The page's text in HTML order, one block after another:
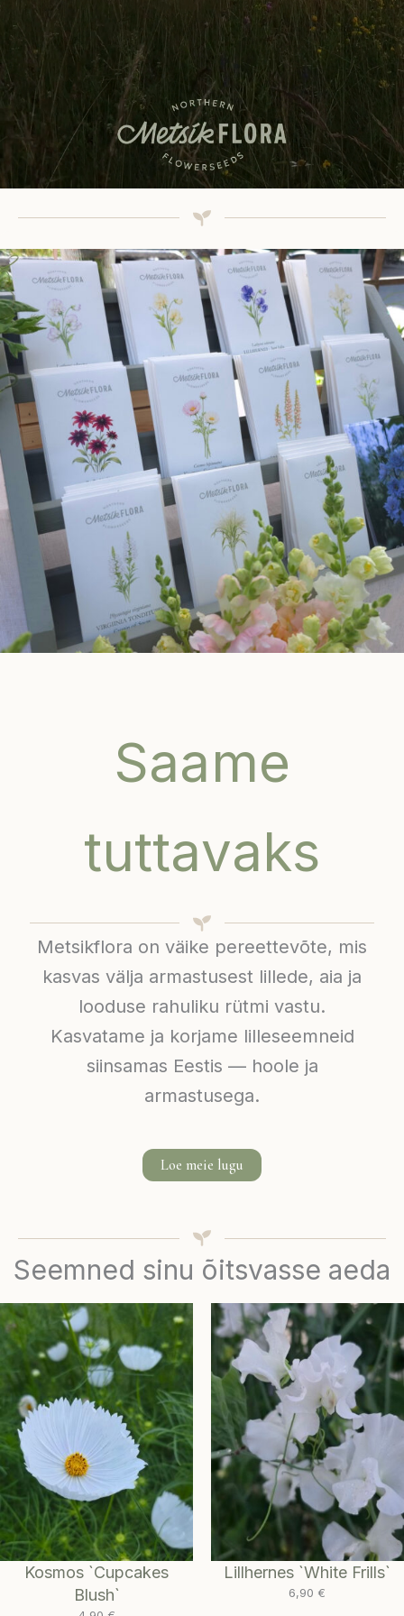
Saame
tuttavaks
Metsikflora on väike pereettevõte, mis
kasvas välja armastusest lillede, aia ja
looduse rahuliku rütmi vastu.
Kasvatame ja korjame lilleseemneid
siinsamas Eestis — hoole ja
armastusega.
Loe meie lugu
Seemned sinu õitsvasse aeda
Kosmos `Cupcakes
Blush`
Lillhernes `White Frills`
6,90 €